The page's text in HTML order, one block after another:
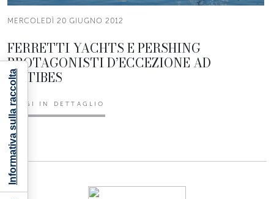
MERCOLEDÌ 20 GIUGNO 2012
FERRETTI YACHTS E PERSHING
PROTAGONISTI D’ECCEZIONE AD
ANTIBES
LEGGI IN DETTAGLIO
Informativa sulla raccolta